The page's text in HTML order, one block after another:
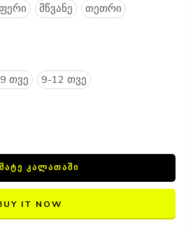
მწვანე
თეთრი
თვე 9-12 თვე
ᲙᲐᲚᲐᲗᲐᲨᲘ
IT NOW